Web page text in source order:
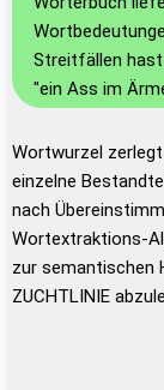
Streitfällen
"ein Ass im
Wortwurzel
einzelne
nach
Wortextraktions-
zur semantischen
ZUCHTLINIE